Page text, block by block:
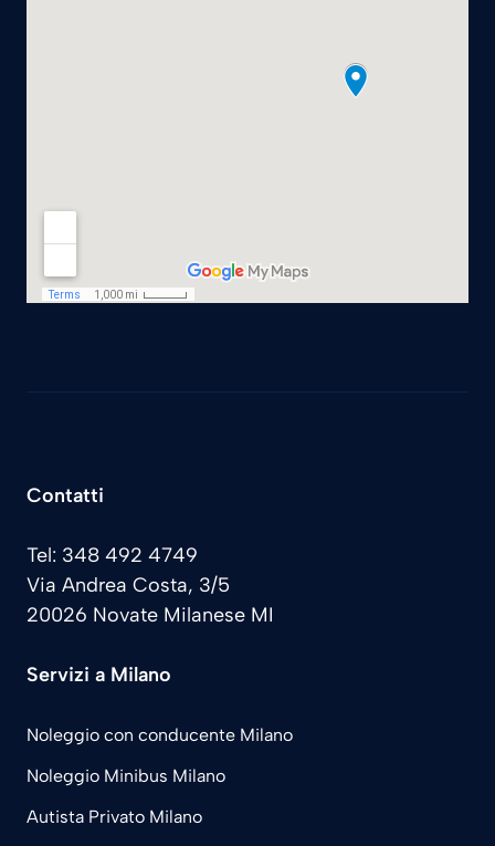
Contatti
Tel: 348 492 4749
Via Andrea Costa, 3/5
20026 Novate Milanese MI
Servizi a Milano
Noleggio con conducente Milano
Noleggio Minibus Milano
Autista Privato Milano